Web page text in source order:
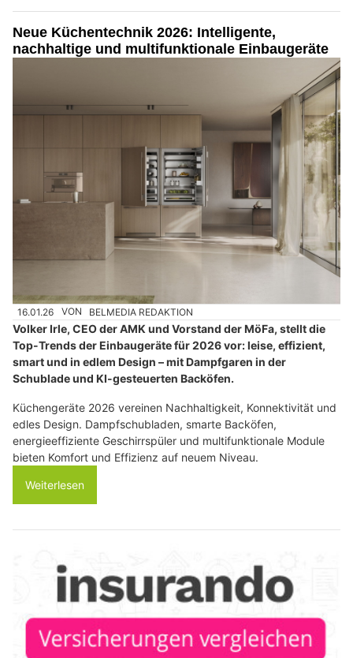
Neue Küchentechnik 2026: Intelligente,
nachhaltige und multifunktionale Einbaugeräte
16.01.26 VON BELMEDIA REDAKTION
Volker Irle, CEO der AMK und Vorstand der MöFa, stellt die
Top-Trends der Einbaugeräte für 2026 vor: leise, effizient,
smart und in edlem Design – mit Dampfgaren in der
Schublade und KI-gesteuerten Backöfen.
Küchengeräte 2026 vereinen Nachhaltigkeit, Konnektivität und
edles Design. Dampfschubladen, smarte Backöfen,
energieeffiziente Geschirrspüler und multifunktionale Module
bieten Komfort und Effizienz auf neuem Niveau.
Weiterlesen